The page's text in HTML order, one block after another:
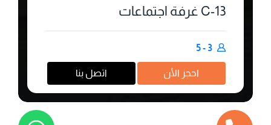
C-13 غرفة اجتماعات
3 - 5
احجز اﻷن اتصل بنا